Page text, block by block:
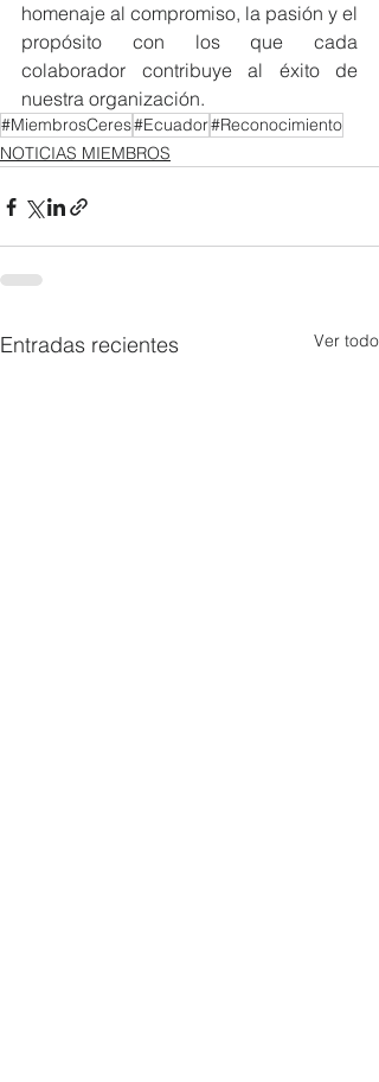
homenaje al compromiso, la pasión y el
propósito con los que cada
colaborador contribuye al éxito de
nuestra organización.
#MiembrosCeres#Ecuador#Reconocimiento
NOTICIAS MIEMBROS
Entradas recientes Ver todo